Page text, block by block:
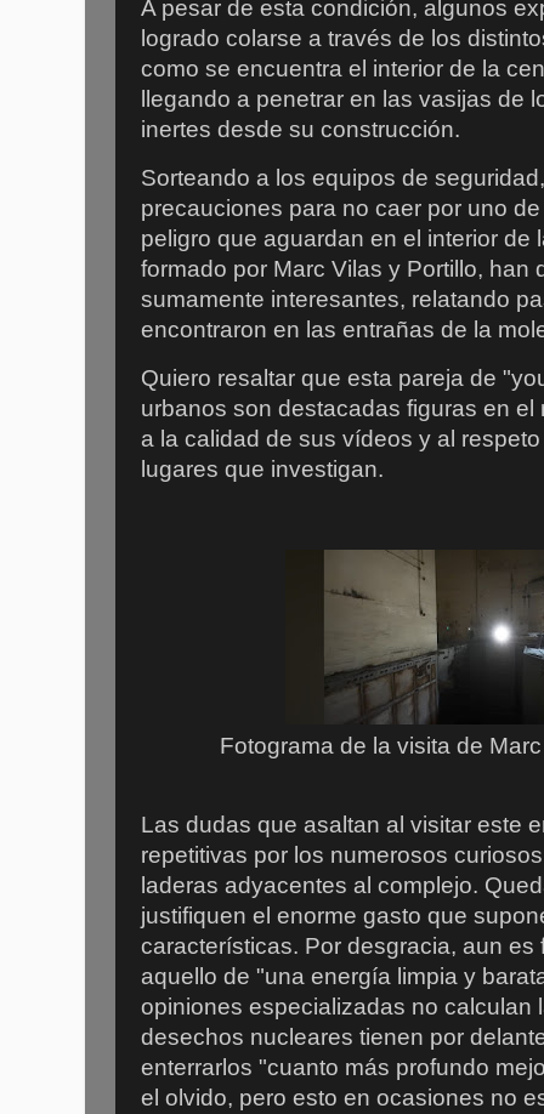
A pesar de esta condición, algunos
logrado colarse a través de los
como se encuentra el interior de la
llegando a penetrar en las vasijas de
inertes desde su construcción.
Sorteando a los equipos de
precauciones para no caer por uno
peligro que aguardan en el interior de
formado por Marc Vilas y Portillo, han
sumamente interesantes, relatando
encontraron en las entrañas de la
Quiero resaltar que esta pareja de
urbanos son destacadas figuras en
a la calidad de sus vídeos y al
lugares que investigan.
Fotograma de la visita de
Las dudas que asaltan al visitar este
repetitivas por los numerosos
laderas adyacentes al complejo.
justifiquen el enorme gasto que
características. Por desgracia, aun es
aquello de "una energía limpia y
opiniones especializadas no calculan
desechos nucleares tienen por
enterrarlos "cuanto más profundo
el olvido, pero esto en ocasiones no